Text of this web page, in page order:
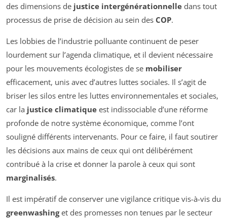
des dimensions de justice intergénérationnelle dans tout
processus de prise de décision au sein des COP.
Les lobbies de l’industrie polluante continuent de peser
lourdement sur l’agenda climatique, et il devient nécessaire
pour les mouvements écologistes de se mobiliser
efficacement, unis avec d’autres luttes sociales. Il s’agit de
briser les silos entre les luttes environnementales et sociales,
car la justice climatique est indissociable d’une réforme
profonde de notre système économique, comme l’ont
souligné différents intervenants. Pour ce faire, il faut soutirer
les décisions aux mains de ceux qui ont délibérément
contribué à la crise et donner la parole à ceux qui sont
marginalisés.
Il est impératif de conserver une vigilance critique vis-à-vis du
greenwashinget des promesses non tenues par le secteur